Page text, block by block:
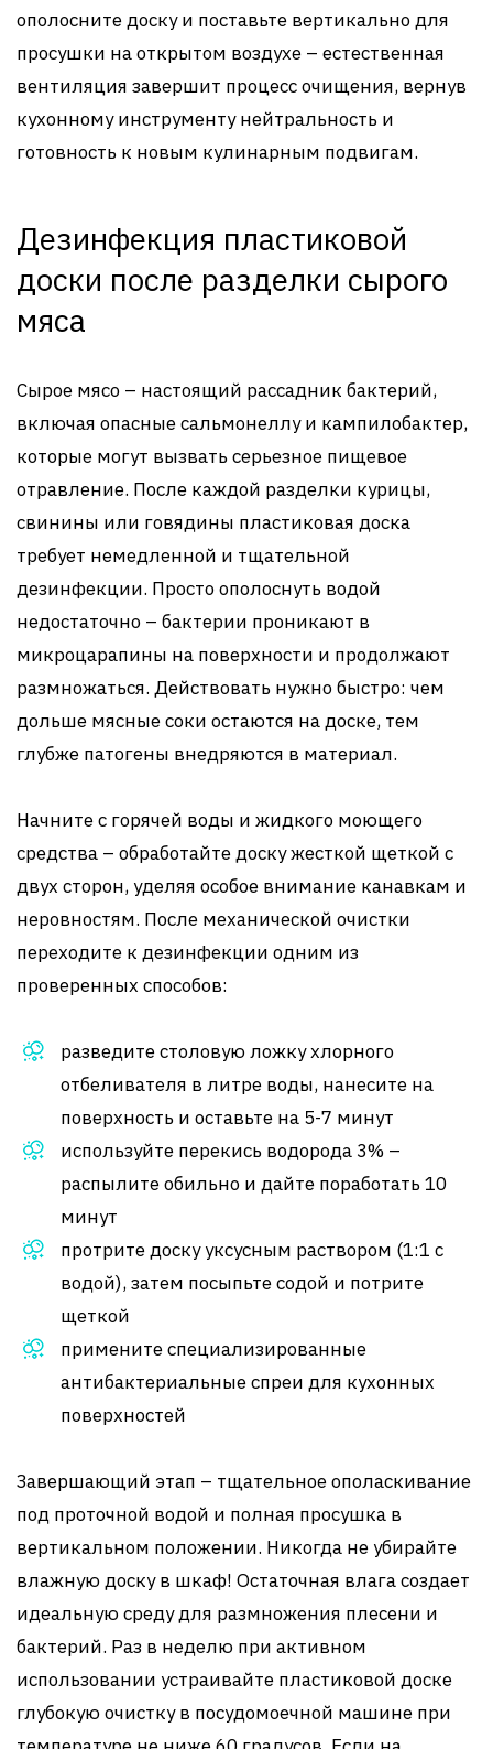
ополосните доску и поставьте вертикально для
просушки на открытом воздухе – естественная
вентиляция завершит процесс очищения, вернув
кухонному инструменту нейтральность и
готовность к новым кулинарным подвигам.
Дезинфекция пластиковой
доски после разделки сырого
мяса
Сырое мясо – настоящий рассадник бактерий,
включая опасные сальмонеллу и кампилобактер,
которые могут вызвать серьезное пищевое
отравление. После каждой разделки курицы,
свинины или говядины пластиковая доска
требует немедленной и тщательной
дезинфекции. Просто ополоснуть водой
недостаточно – бактерии проникают в
микроцарапины на поверхности и продолжают
размножаться. Действовать нужно быстро: чем
дольше мясные соки остаются на доске, тем
глубже патогены внедряются в материал.
Начните с горячей воды и жидкого моющего
средства – обработайте доску жесткой щеткой с
двух сторон, уделяя особое внимание канавкам и
неровностям. После механической очистки
переходите к дезинфекции одним из
проверенных способов:
разведите столовую ложку хлорного
отбеливателя в литре воды, нанесите на
поверхность и оставьте на 5-7 минут
используйте перекись водорода 3% –
распылите обильно и дайте поработать 10
минут
протрите доску уксусным раствором (1:1 с
водой), затем посыпьте содой и потрите
щеткой
примените специализированные
антибактериальные спреи для кухонных
поверхностей
Завершающий этап – тщательное ополаскивание
под проточной водой и полная просушка в
вертикальном положении. Никогда не убирайте
влажную доску в шкаф! Остаточная влага создает
идеальную среду для размножения плесени и
бактерий. Раз в неделю при активном
использовании устраивайте пластиковой доске
глубокую очистку в посудомоечной машине при